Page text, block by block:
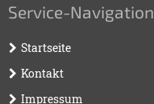
Service-Navigation
Startseite
Kontakt
Impressum